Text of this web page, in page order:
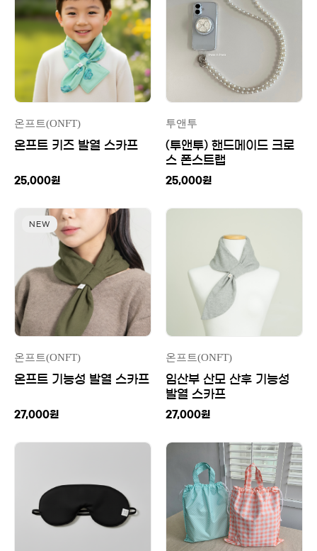
온프트(ONFT)
온프트 키즈 발열 스카프
25,000원
투앤투
(투앤투) 핸드메이드 크로
스 폰스트랩
25,000원
NEW
온프트(ONFT)
온프트 기능성 발열 스카프
27,000원
온프트(ONFT)
임산부 산모 산후 기능성
발열 스카프
27,000원